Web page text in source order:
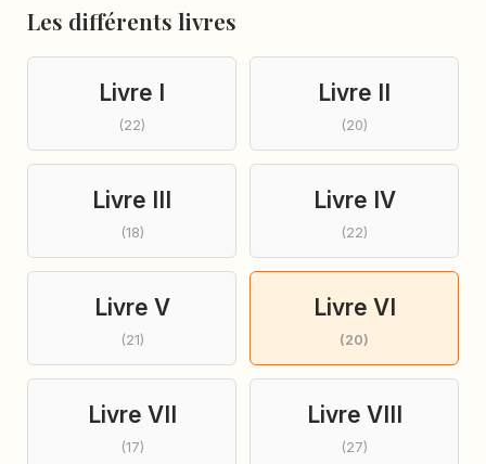
Les différents livres
Livre I
(22)
Livre II
(20)
Livre III
(18)
Livre IV
(22)
Livre V
(21)
Livre VI
(20)
Livre VII
(17)
Livre VIII
(27)